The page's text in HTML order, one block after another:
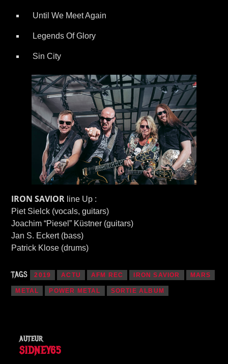
Until We Meet Again
Legends Of Glory
Sin City
IRON SAVIOR line Up :
Piet Sielck (vocals, guitars)
Joachim “Piesel” Küstner (guitars)
Jan S. Eckert (bass)
Patrick Klose (drums)
TAGS 2019 ACTU AFM REC IRON SAVIOR MARS
METAL POWER METAL SORTIE ALBUM
AUTEUR
SIDNEY65